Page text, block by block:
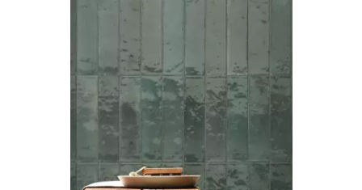
N'oubliez pas la petite merveille
qu'est le carrelage extérieur pierre
de bali !